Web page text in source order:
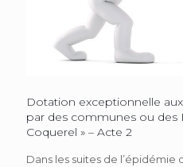
Dotation exceptionnelle
par des communes ou des
Coquerel » – Acte 2
Dans les suites de l’épidémie